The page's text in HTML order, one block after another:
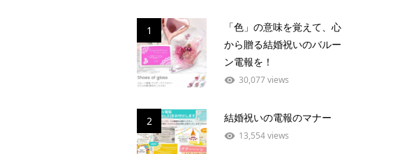
1
「色」の意味を覚えて、心
から贈る結婚祝いのバルー
ン電報を！
30,077 views
2 結婚祝いの電報のマナー
13,554 views